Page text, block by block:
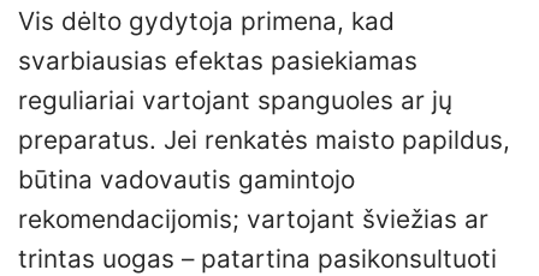
Vis dėlto gydytoja primena, kad
svarbiausias efektas pasiekiamas
reguliariai vartojant spanguoles ar jų
preparatus. Jei renkatės maisto papildus,
būtina vadovautis gamintojo
rekomendacijomis; vartojant šviežias ar
trintas uogas – patartina pasikonsultuoti